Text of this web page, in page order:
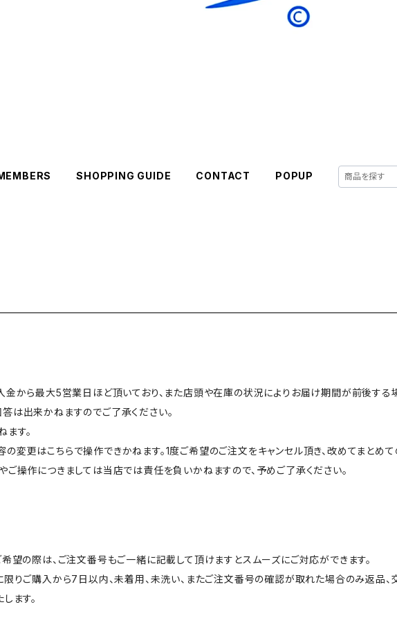
SHOPPING GUIDE CONTACT POPUP
金から最大5営業日ほど頂いており、また店頭や在庫の状況によりお届け期間が前後する
は出来かねますのでご了承ください。
す。
変更はこちらで操作できかねます。1度ご希望のご注文をキャンセル頂き、改めてまとめ
操作につきましては当店では責任を負いかねますので、予めご了承ください。
望の際は、ご注文番号もご一緒に記載して頂けますとスムーズにご対応ができます。
限りご購入から7日以内、未着用、未洗い、またご注文番号の確認が取れた場合のみ返品
ます。